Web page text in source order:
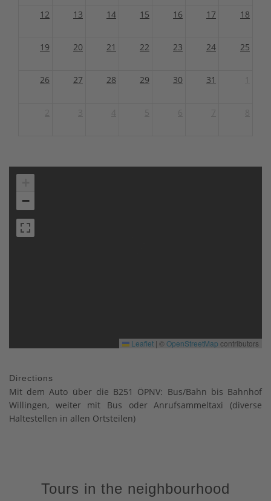
12 13 14 15 16 17 18
19 20 21 22 23 24 25
26 27 28 29 30 31
−
Leaflet | ©OpenStreetMap contributors
Directions
Mit dem Auto über die B251 ÖPNV: Bus/Bahn bis Bahnhof
Willingen, weiter mit Bus oder Anrufsammeltaxi (diverse
Haltestellen in allen Ortsteilen)
Tours in the neighbourhood